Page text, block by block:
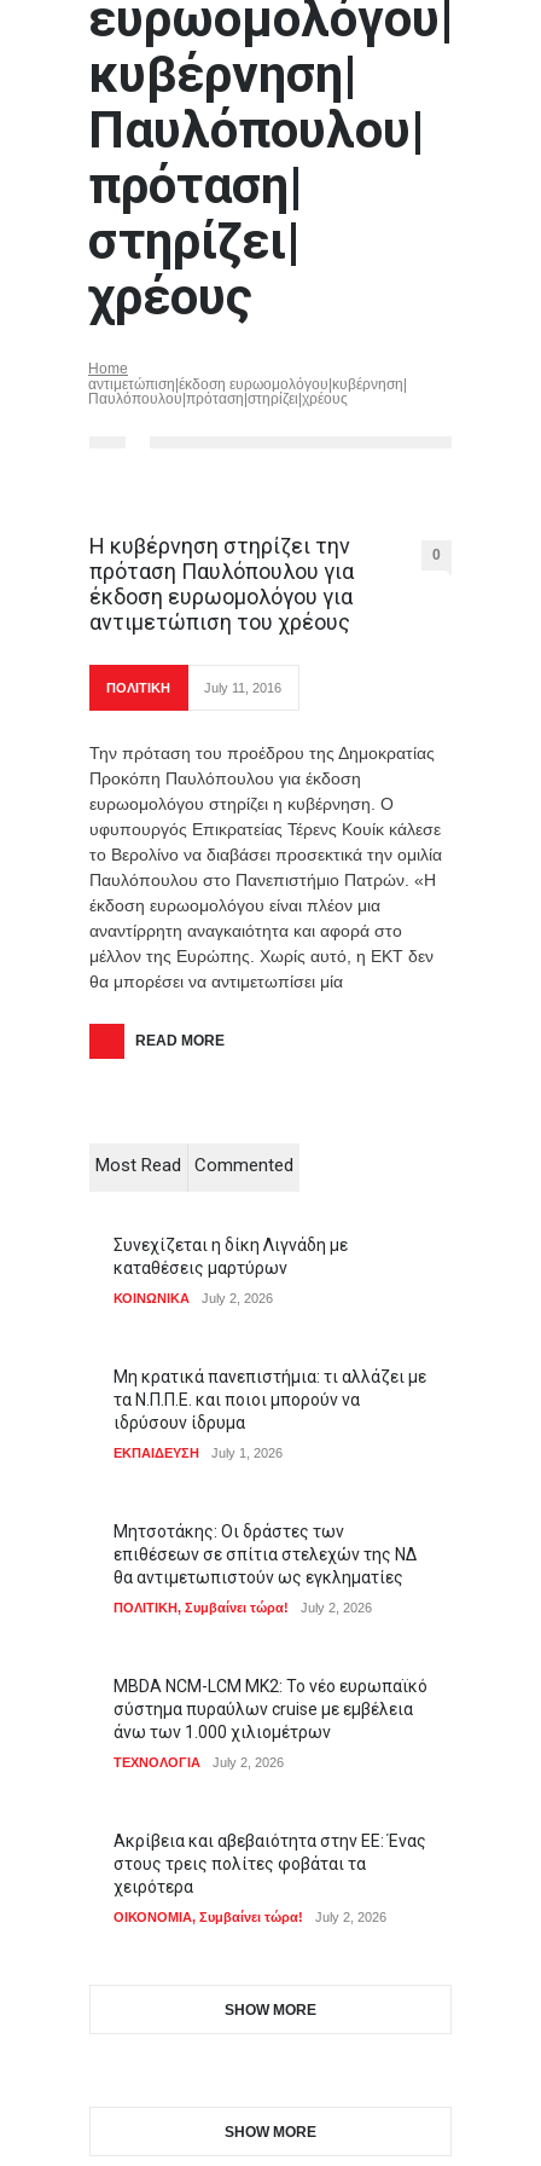
ευρωομολόγου|
κυβέρνηση|
Παυλόπουλου|
πρόταση|
στηρίζει|
χρέους
Home
αντιμετώπιση|έκδοση ευρωομολόγου|κυβέρνηση|
Παυλόπουλου|πρόταση|στηρίζει|χρέους
Η κυβέρνηση στηρίζει την
πρόταση Παυλόπουλου για
έκδοση ευρωομολόγου για
αντιμετώπιση του χρέους
0
ΠΟΛΙΤΙΚΗ July 11, 2016
Την πρόταση του προέδρου της Δημοκρατίας
Προκόπη Παυλόπουλου για έκδοση
ευρωομολόγου στηρίζει η κυβέρνηση. Ο
υφυπουργός Επικρατείας Τέρενς Κουίκ κάλεσε
το Βερολίνο να διαβάσει προσεκτικά την ομιλία
Παυλόπουλου στο Πανεπιστήμιο Πατρών. «Η
έκδοση ευρωομολόγου είναι πλέον μια
αναντίρρητη αναγκαιότητα και αφορά στο
μέλλον της Ευρώπης. Χωρίς αυτό, η ΕΚΤ δεν
θα μπορέσει να αντιμετωπίσει μία
READ MORE
Most Read Commented
Συνεχίζεται η δίκη Λιγνάδη με
καταθέσεις μαρτύρων
ΚΟΙΝΩΝΙΚΑ July 2, 2026
Μη κρατικά πανεπιστήμια: τι αλλάζει με
τα Ν.Π.Π.Ε. και ποιοι μπορούν να
ιδρύσουν ίδρυμα
ΕΚΠΑΙΔΕΥΣΗ July 1, 2026
Μητσοτάκης: Οι δράστες των
επιθέσεων σε σπίτια στελεχών της ΝΔ
θα αντιμετωπιστούν ως εγκληματίες
ΠΟΛΙΤΙΚΗ, Συμβαίνει τώρα! July 2, 2026
MBDA NCM-LCM MK2: Το νέο ευρωπαϊκό
σύστημα πυραύλων cruise με εμβέλεια
άνω των 1.000 χιλιομέτρων
ΤΕΧΝΟΛΟΓΙΑ July 2, 2026
Ακρίβεια και αβεβαιότητα στην ΕΕ: Ένας
στους τρεις πολίτες φοβάται τα
χειρότερα
ΟΙΚΟΝΟΜΙΑ, Συμβαίνει τώρα! July 2, 2026
SHOW MORE
SHOW MORE